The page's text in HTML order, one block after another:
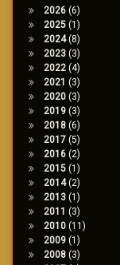
2026(6)
2025(1)
2024(8)
2023(3)
2022(4)
2021 (3)
2020(3)
2019(3)
2018(6)
2017(5)
2016(2)
2015(1)
2014(2)
2013(1)
2011 (3)
2010(11)
2009(1)
2008(3)